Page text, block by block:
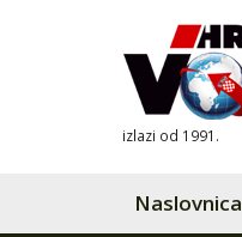
izlazi od 1991.
Naslovnica